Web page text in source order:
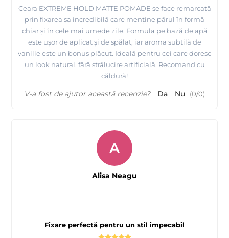
Ceara EXTREME HOLD MATTE POMADE se face remarcată
prin fixarea sa incredibilă care menține părul în formă
chiar și în cele mai umede zile. Formula pe bază de apă
este ușor de aplicat și de spălat, iar aroma subtilă de
vanilie este un bonus plăcut. Ideală pentru cei care doresc
un look natural, fără strălucire artificială. Recomand cu
căldură!
V-a fost de ajutor această recenzie? Da Nu (0/0)
Fixare perfectă pentru un stil impecabil
A
Alisa Neagu